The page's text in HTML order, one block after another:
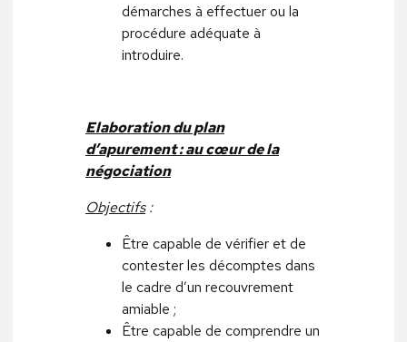
démarches à effectuer ou la
procédure adéquate à
introduire.
Elaboration du plan
d’apurement : au cœur de la
négociation
Objectifs:
Être capable de vérifier et de
contester les décomptes dans
le cadre d’un recouvrement
amiable ;
Être capable de comprendre un